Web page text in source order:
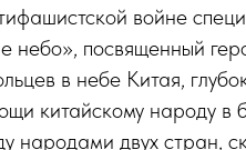
войне
посвященный
в небе Китая,
китайскому народу в
народами двух стран,